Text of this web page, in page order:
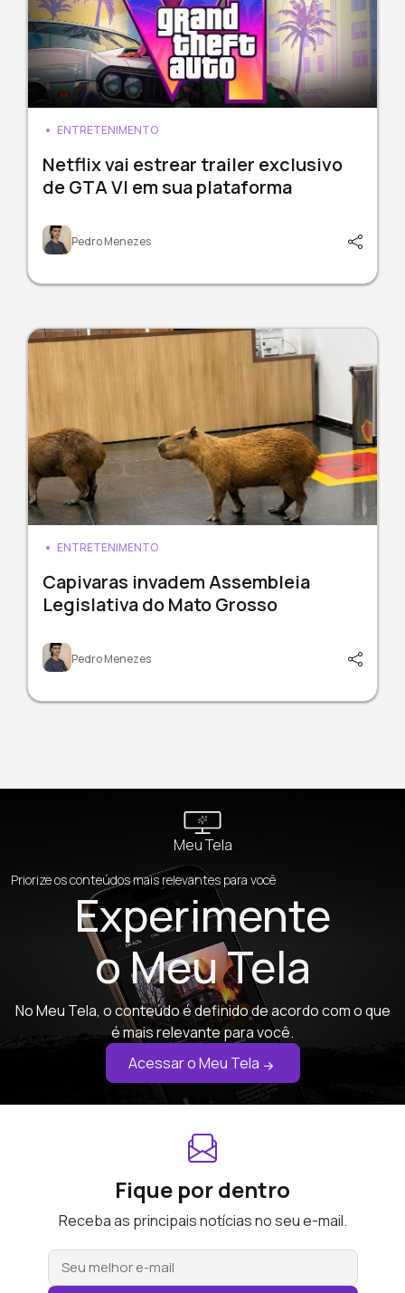
ENTRETENIMENTO
Netflix vai estrear trailer exclusivo
de GTA VI em sua plataforma
Pedro Menezes
ENTRETENIMENTO
Capivaras invadem Assembleia
Legislativa do Mato Grosso
Pedro Menezes
Meu Tela
Priorize os conteúdos mais relevantes para você
Experimente
o Meu Tela
No Meu Tela, o conteúdo é definido de acordo com o que
é mais relevante para você.
Acessar o Meu Tela
Fique por dentro
Receba as principais notícias no seu e-mail.